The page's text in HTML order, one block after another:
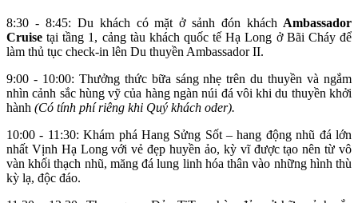
8:30 - 8:45: Du khách có mặt ở sảnh đón khách Ambassador
Cruise tại tầng 1, cảng tàu khách quốc tế Hạ Long ở Bãi Cháy để
làm thủ tục check-in lên Du thuyền Ambassador II.
9:00 - 10:00: Thưởng thức bữa sáng nhẹ trên du thuyền và ngắm
nhìn cảnh sắc hùng vỹ của hàng ngàn núi đá vôi khi du thuyền khởi
hành (Có tính phí riêng khi Quý khách oder).
10:00 - 11:30: Khám phá Hang Sửng Sốt – hang động nhũ đá lớn
nhất Vịnh Hạ Long với vẻ đẹp huyền ảo, kỳ vĩ được tạo nên từ vô
vàn khối thạch nhũ, măng đá lung linh hóa thân vào những hình thù
kỳ lạ, độc đáo.